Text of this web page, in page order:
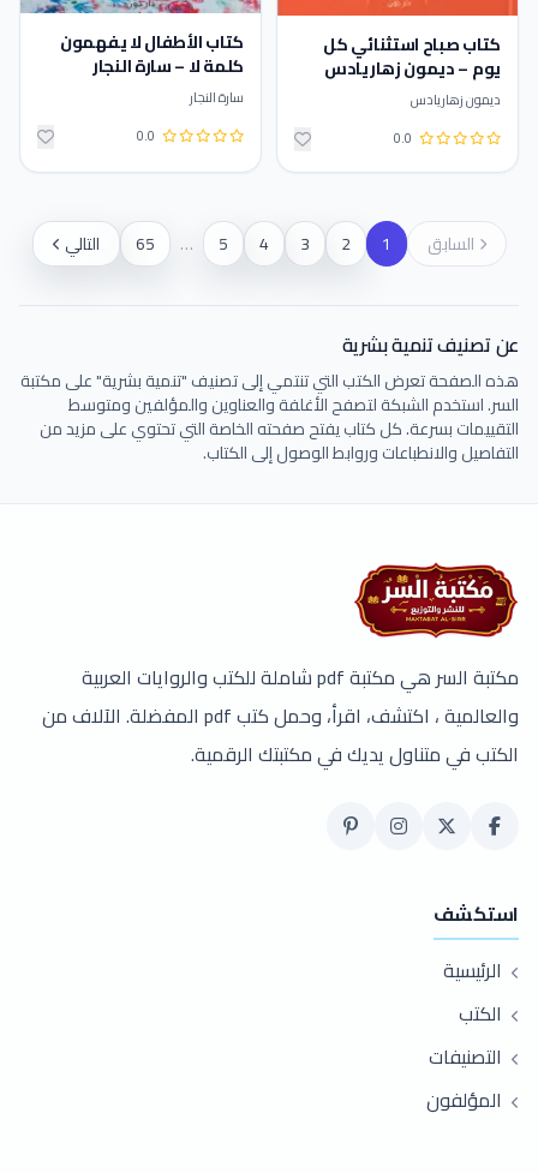
كتاب صباح استثنائي كل
يوم – ديمون زهاريادس
ديمون زهاريادس
0.0
كتاب الأطفال لا يفهمون
كلمة لا – سارة النجار
سارة النجار
0.0
السابق 1
2
3
4
5
…
65 التالي
عن تصنيف تنمية بشرية
هذه الصفحة تعرض الكتب التي تنتمي إلى تصنيف "تنمية بشرية" على مكتبة
السر. استخدم الشبكة لتصفح الأغلفة والعناوين والمؤلفين ومتوسط
التقييمات بسرعة. كل كتاب يفتح صفحته الخاصة التي تحتوي على مزيد من
التفاصيل والانطباعات وروابط الوصول إلى الكتاب.
مكتبة السر هي مكتبة pdf شاملة للكتب والروايات العربية
والعالمية ، اكتشف، اقرأ، وحمل كتب pdf المفضلة. الآلاف من
الكتب في متناول يديك في مكتبتك الرقمية.
استكشف
الرئيسية
الكتب
التصنيفات
المؤلفون